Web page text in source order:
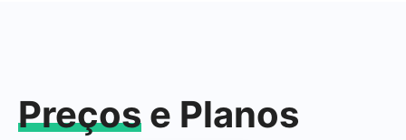
Preços e Planos